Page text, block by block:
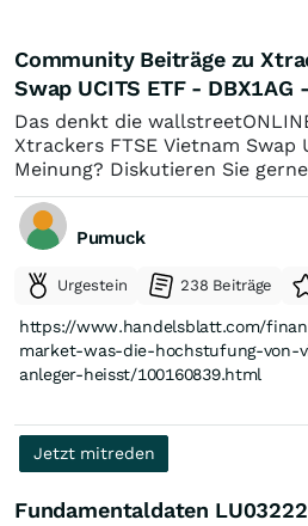
Community Beiträge zu
Swap UCITS ETF -
Das denkt die
Xtrackers FTSE Vietnam Swap
Meinung? Diskutieren Sie
Pumuck
Urgestein 238 Beiträge
https://www.handelsblatt.com/
market-was-die-hochstufung-von-
anleger-heisst/100160839.html
Jetzt mitreden
Fundamentaldaten